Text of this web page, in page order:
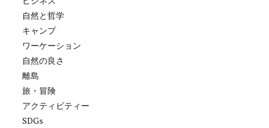
自然と哲学
キャンプ
ワーケーション
自然の良さ
離島
旅・冒険
アクティビティー
SDGs